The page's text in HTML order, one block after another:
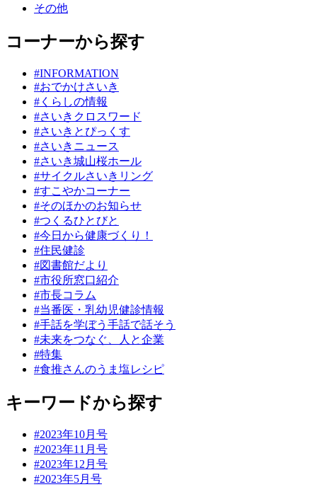
その他
コーナーから探す
#INFORMATION
#おでかけさいき
#くらしの情報
#さいきクロスワード
#さいきとぴっくす
#さいきニュース
#さいき城山桜ホール
#サイクルさいきリング
#すこやかコーナー
#そのほかのお知らせ
#つくるひとびと
#今日から健康づくり！
#住民健診
#図書館だより
#市役所窓口紹介
#市長コラム
#当番医・乳幼児健診情報
#手話を学ぼう手話で話そう
#未来をつなぐ、人と企業
#特集
#食推さんのうま塩レシピ
キーワードから探す
#2023年10月号
#2023年11月号
#2023年12月号
#2023年5月号